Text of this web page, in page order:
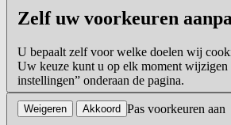
Zelf uw voorkeuren
U bepaalt zelf voor welke doelen wij
Uw keuze kunt u op elk moment
instellingen” onderaan de pagina.
Pas voorkeuren aan
Weigeren Akkoord